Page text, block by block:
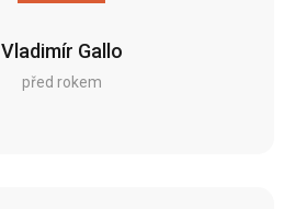
Vladimír Gallo
před rokem